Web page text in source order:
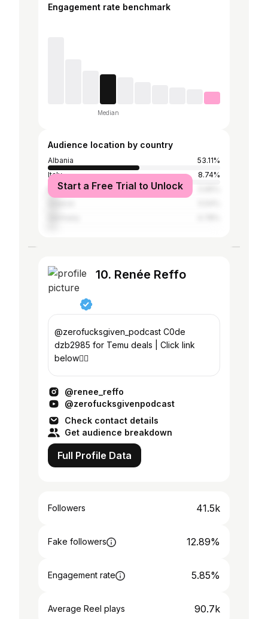
Engagement rate benchmark
Median
Audience location by country
Albania
53.11%
Italy
8.74%
Kosovo
Start a Free Trial to Unlock
10. Renée Reffo
@zerofucksgiven_podcast C0de
dzb2985 for Temu deals | Click link
below👇🏼
@renee_reffo
@zerofucksgivenpodcast
Check contact details
Get audience breakdown
Full Profile Data
Followers 41.5k
Fake followers 12.89%
Engagement rate 5.85%
Average Reel plays 90.7k